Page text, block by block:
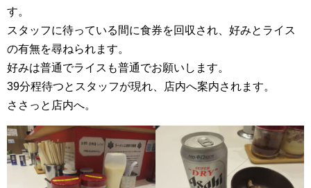
す。
スタッフに待っている間に食券を回収され、好みとライス
の有無を尋ねられます。
好みは普通でライスも普通でお願いします。
39分程待つとスタッフが現れ、店内へ案内されます。
ささっと店内へ。